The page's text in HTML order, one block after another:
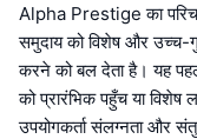
Alpha Prestige का
समुदाय को विशेष और उच्च-
करने को बल देता है। यह
को प्रारंभिक पहुँच या विशेष
उपयोगकर्ता संलग्नता और